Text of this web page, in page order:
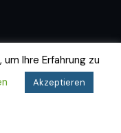
Ihre Erfahrung zu
Akzeptieren